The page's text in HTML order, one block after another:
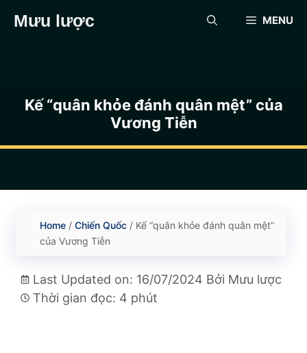
đếnMưu lược MENU
Kế “quân khỏe đánh quân mệt” của
Vương Tiễn
Home / Chiến Quốc / Kế “quân khỏe đánh quân mệt”
của Vương Tiễn
Last Updated on: 16/07/2024 Bởi Mưu lược
Thời gian đọc: 4 phút